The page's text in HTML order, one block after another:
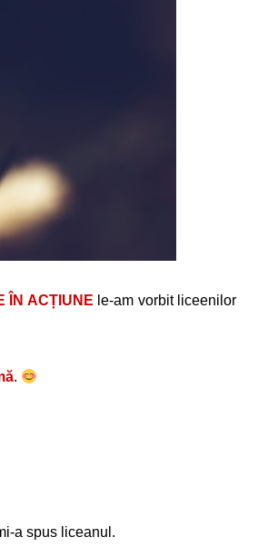
ÎN ACȚIUNE le-am vorbit liceenilor
.
a spus liceanul.